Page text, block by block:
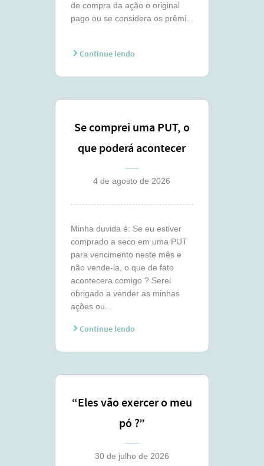
de compra da ação o original
pago ou se considera os prêmi...
Continue lendo
Se comprei uma PUT, o
que poderá acontecer
comigo ?
4 de agosto de 2026
Minha duvida é: Se eu estiver
comprado a seco em uma PUT
para vencimento neste mês e
não vende-la, o que de fato
acontecera comigo ? Serei
obrigado a vender as minhas
ações ou...
Continue lendo
“Eles vão exercer o meu
pó ?”
30 de julho de 2026